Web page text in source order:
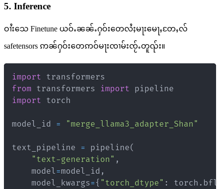
5. Inference
ဝၢႆးသေ Finetune ယဝ်ႉၼၼ်ႉႁဝ်းတေလႆႈမႃးမေႃႇတႄႇလ်
safetensors ဢၼ်ႁဝ်းတေဢဝ်မႃးၸၢမ်းၸႂ်ႉတူၺ်း။
import
from transformers import
import
model_id = "merge_llama3_adapter_Shan"
text_pipeline = pipeline(
"text-generation" ,
    model
=model_id ,
    model_kwargs
= { "torch_dtype" : torch .